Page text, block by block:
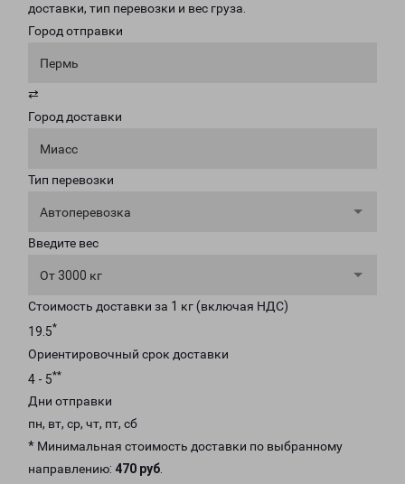
доставки, тип перевозки и вес груза.
Город отправки
Пермь
⇄
Город доставки
Миасс
Тип перевозки
Автоперевозка
Введите вес
От 3000 кг
Стоимость доставки за 1 кг (включая НДС)
19.5*
Ориентировочный срок доставки
4 - 5**
Дни отправки
пн, вт, ср, чт, пт, сб
* Минимальная стоимость доставки по выбранному
направлению: 470 руб.